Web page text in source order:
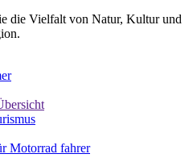
die Vielfalt von Natur, Kultur und
Motorrad fahrer